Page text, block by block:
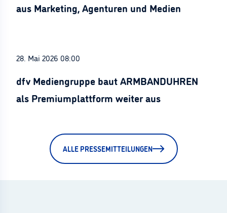
aus Marketing, Agenturen und Medien
28. Mai 2026 08:00
dfv Mediengruppe baut ARMBANDUHREN
als Premiumplattform weiter aus
ALLE PRESSEMITTEILUNGEN